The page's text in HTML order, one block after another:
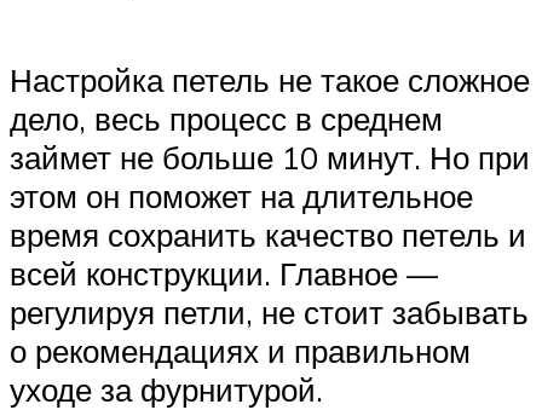
Настройка петель не такое сложное
дело, весь процесс в среднем
займет не больше 10 минут. Но при
этом он поможет на длительное
время сохранить качество петель и
всей конструкции. Главное —
регулируя петли, не стоит забывать
о рекомендациях и правильном
уходе за фурнитурой.